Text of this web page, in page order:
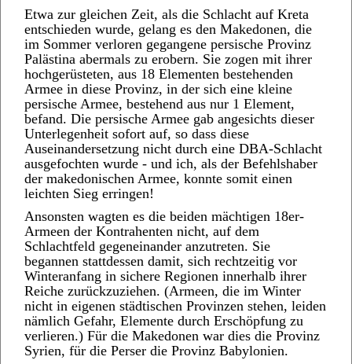
Etwa zur gleichen Zeit, als die Schlacht auf Kreta
entschieden wurde, gelang es den Makedonen, die
im Sommer verloren gegangene persische Provinz
Palästina abermals zu erobern. Sie zogen mit ihrer
hochgerüsteten, aus 18 Elementen bestehenden
Armee in diese Provinz, in der sich eine kleine
persische Armee, bestehend aus nur 1 Element,
befand. Die persische Armee gab angesichts dieser
Unterlegenheit sofort auf, so dass diese
Auseinandersetzung nicht durch eine DBA-Schlacht
ausgefochten wurde - und ich, als der Befehlshaber
der makedonischen Armee, konnte somit einen
leichten Sieg erringen!
Ansonsten wagten es die beiden mächtigen 18er-
Armeen der Kontrahenten nicht, auf dem
Schlachtfeld gegeneinander anzutreten. Sie
begannen stattdessen damit, sich rechtzeitig vor
Winteranfang in sichere Regionen innerhalb ihrer
Reiche zurückzuziehen. (Armeen, die im Winter
nicht in eigenen städtischen Provinzen stehen, leiden
nämlich Gefahr, Elemente durch Erschöpfung zu
verlieren.) Für die Makedonen war dies die Provinz
Syrien, für die Perser die Provinz Babylonien.